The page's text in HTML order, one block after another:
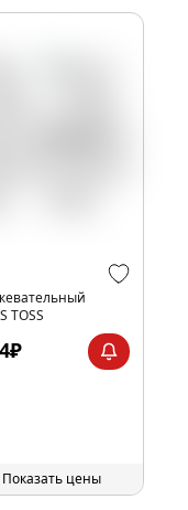
TOSS
Показать цены